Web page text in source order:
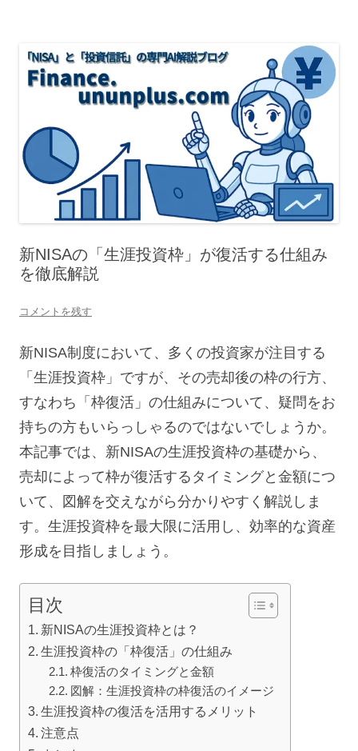
新NISAの「生涯投資枠」が復活する仕組み
を徹底解説
コメントを残す
新NISA制度において、多くの投資家が注目する
「生涯投資枠」ですが、その売却後の枠の行方、
すなわち「枠復活」の仕組みについて、疑問をお
持ちの方もいらっしゃるのではないでしょうか。
本記事では、新NISAの生涯投資枠の基礎から、
売却によって枠が復活するタイミングと金額につ
いて、図解を交えながら分かりやすく解説しま
す。生涯投資枠を最大限に活用し、効率的な資産
形成を目指しましょう。
目次
新NISAの生涯投資枠とは？
生涯投資枠の「枠復活」の仕組み
枠復活のタイミングと金額
図解：生涯投資枠の枠復活のイメージ
生涯投資枠の復活を活用するメリット
注意点